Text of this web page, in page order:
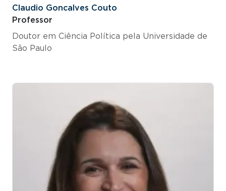
Claudio Goncalves Couto
Professor
Doutor em Ciência Política pela Universidade de
São Paulo